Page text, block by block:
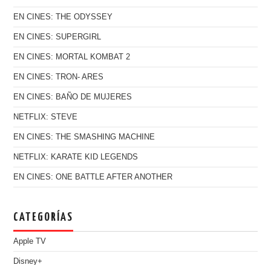
EN CINES: THE ODYSSEY
EN CINES: SUPERGIRL
EN CINES: MORTAL KOMBAT 2
EN CINES: TRON- ARES
EN CINES: BAÑO DE MUJERES
NETFLIX: STEVE
EN CINES: THE SMASHING MACHINE
NETFLIX: KARATE KID LEGENDS
EN CINES: ONE BATTLE AFTER ANOTHER
CATEGORÍAS
Apple TV
Disney+